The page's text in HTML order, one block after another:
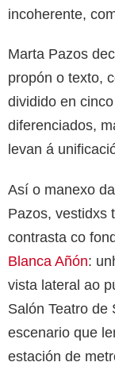
incoherente,
Marta Pazos
propón o texto,
dividido en
diferenciados,
levan á
Así o manexo
Pazos, vestidxs
contrasta co
Blanca Añón:
vista lateral ao
Salón Teatro de
escenario que
estación de